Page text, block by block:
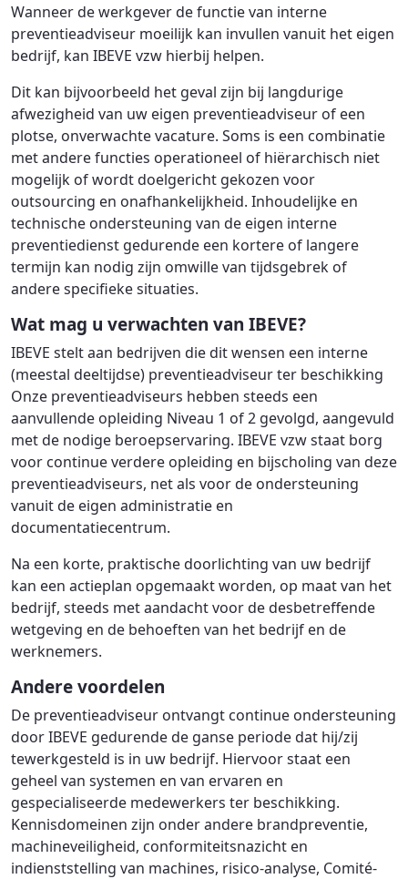
Wanneer de werkgever de functie van interne
preventieadviseur moeilijk kan invullen vanuit het eigen
bedrijf, kan IBEVE vzw hierbij helpen.
Dit kan bijvoorbeeld het geval zijn bij langdurige
afwezigheid van uw eigen preventieadviseur of een
plotse, onverwachte vacature. Soms is een combinatie
met andere functies operationeel of hiërarchisch niet
mogelijk of wordt doelgericht gekozen voor
outsourcing en onafhankelijkheid. Inhoudelijke en
technische ondersteuning van de eigen interne
preventiedienst gedurende een kortere of langere
termijn kan nodig zijn omwille van tijdsgebrek of
andere specifieke situaties.
Wat mag u verwachten van IBEVE?
IBEVE stelt aan bedrijven die dit wensen een interne
(meestal deeltijdse) preventieadviseur ter beschikking
Onze preventieadviseurs hebben steeds een
aanvullende opleiding Niveau 1 of 2 gevolgd, aangevuld
met de nodige beroepservaring. IBEVE vzw staat borg
voor continue verdere opleiding en bijscholing van deze
preventieadviseurs, net als voor de ondersteuning
vanuit de eigen administratie en
documentatiecentrum.
Na een korte, praktische doorlichting van uw bedrijf
kan een actieplan opgemaakt worden, op maat van het
bedrijf, steeds met aandacht voor de desbetreffende
wetgeving en de behoeften van het bedrijf en de
werknemers.
Andere voordelen
De preventieadviseur ontvangt continue ondersteuning
door IBEVE gedurende de ganse periode dat hij/zij
tewerkgesteld is in uw bedrijf. Hiervoor staat een
geheel van systemen en van ervaren en
gespecialiseerde medewerkers ter beschikking.
Kennisdomeinen zijn onder andere brandpreventie,
machineveiligheid, conformiteitsnazicht en
indienststelling van machines, risico-analyse, Comité-